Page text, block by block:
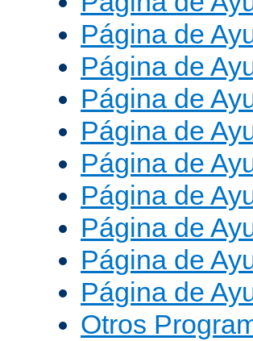
Página de
Página de
Página de
Página de
Página de
Página de
Página de
Página de
Página de
Otros